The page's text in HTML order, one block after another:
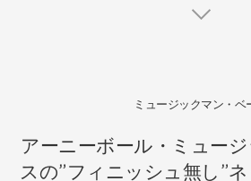
ミュージックマン・ベ
アーニーボール・ミュー
スの”フィニッシュ無し”